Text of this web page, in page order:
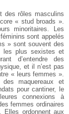
des rôles masculins
« stud broads ».
minoritaires. Les
sont appelés
» sont souvent des
les plus sexistes et
d’entendre des
et il n’est pas
« leurs femmes ».
maquereaux et
pour cantiner, le
connexions à
femmes ordinaires
ordonnent aux